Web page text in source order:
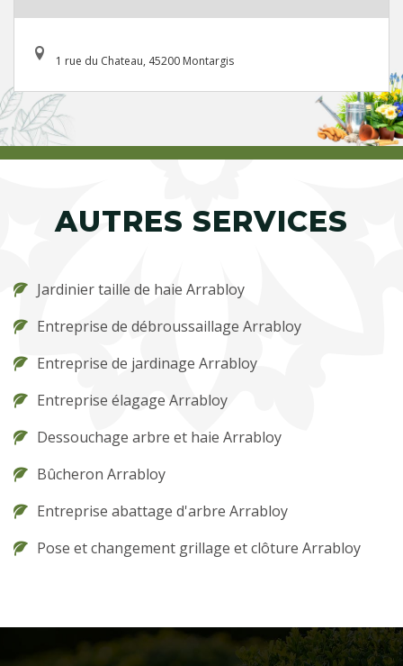
1 rue du Chateau, 45200 Montargis
AUTRES SERVICES
Jardinier taille de haie Arrabloy
Entreprise de débroussaillage Arrabloy
Entreprise de jardinage Arrabloy
Entreprise élagage Arrabloy
Dessouchage arbre et haie Arrabloy
Bûcheron Arrabloy
Entreprise abattage d'arbre Arrabloy
Pose et changement grillage et clôture Arrabloy